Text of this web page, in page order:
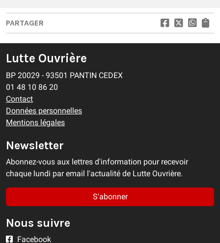
PARTAGER
Lutte Ouvrière
BP 20029 - 93501 PANTIN CEDEX
01 48 10 86 20
Contact
Données personnelles
Mentions légales
Newsletter
Abonnez-vous aux lettres d'information pour recevoir
chaque lundi par email l'actualité de Lutte Ouvrière.
S'abonner
Nous suivre
Facebook